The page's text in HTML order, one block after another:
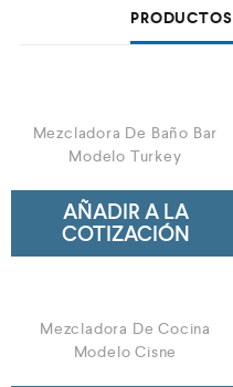
Mezcladora De Baño Bar
Modelo Turkey
AÑADIR A LA
COTIZACIÓN
Mezcladora De Cocina
Modelo Cisne